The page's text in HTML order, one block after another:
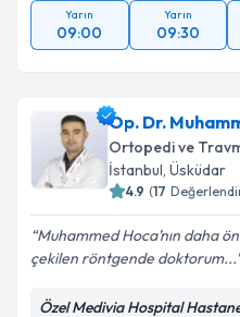
Yarın
09:00
Yarın
09:30
Op. Dr.
Ortopedi ve
İstanbul, Üsküdar
4.9 (17
Muhammed Hoca’nın daha
çekilen röntgende doktorum...
Özel Medivia Hospital